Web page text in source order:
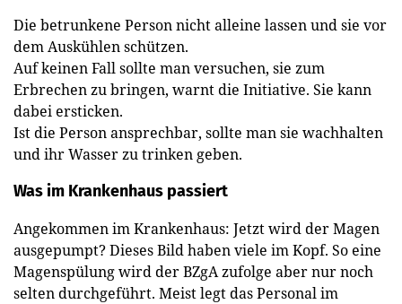
Die betrunkene Person nicht alleine lassen und sie vor
dem Auskühlen schützen.
Auf keinen Fall sollte man versuchen, sie zum
Erbrechen zu bringen, warnt die Initiative. Sie kann
dabei ersticken.
Ist die Person ansprechbar, sollte man sie wachhalten
und ihr Wasser zu trinken geben.
Was im Krankenhaus passiert
Angekommen im Krankenhaus: Jetzt wird der Magen
ausgepumpt? Dieses Bild haben viele im Kopf. So eine
Magenspülung wird der BZgA zufolge aber nur noch
selten durchgeführt. Meist legt das Personal im